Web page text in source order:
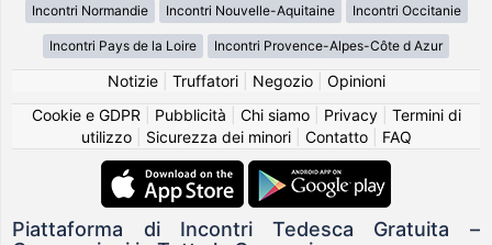
Incontri Normandie Incontri Nouvelle-Aquitaine Incontri Occitanie
Incontri Pays de la Loire Incontri Provence-Alpes-Côte d Azur
Notizie| Truffatori| Negozio| Opinioni
Cookie e GDPR
Pubblicità Chi siamo| Privacy| Termini di
utilizzo| Sicurezza dei minori| Contatto| FAQ
Piattaforma di Incontri Tedesca Gratuita –